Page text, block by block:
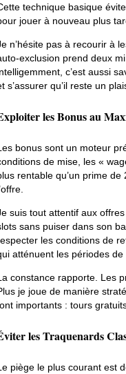
technique basique
jouer à nouveau plus
n’hésite pas à recourir à
exclusion prend deux
c’est aussi
s’assurer qu’il reste un
les Bonus au
bonus sont un moteur
de mise, les «
rentable qu’un prime
suis tout attentif aux
sans puiser dans son
les conditions de
atténuent les périodes de
constance rapporte. Les
je joue de manière
importants : tours
les Traquenards
piège le plus courant est